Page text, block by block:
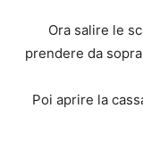
Ora salire le
prendere da
Poi aprire la